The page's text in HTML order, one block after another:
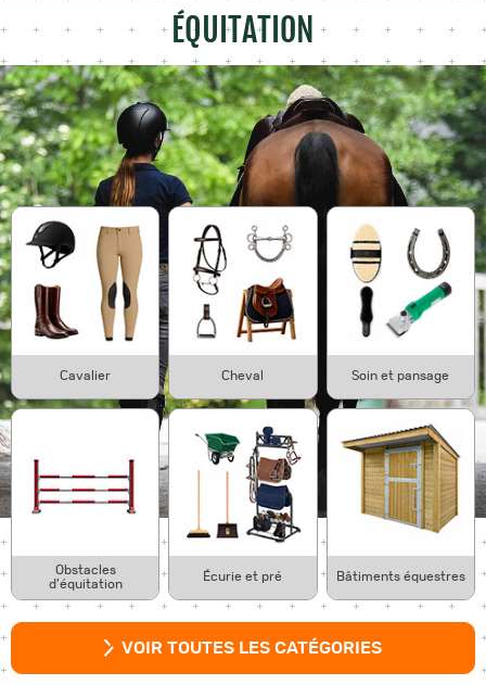
ÉQUITATION
Cavalier Cheval Soin et pansage
Obstacles
d'équitation
Écurie et pré Bâtiments équestres
VOIR TOUTES LES CATÉGORIES